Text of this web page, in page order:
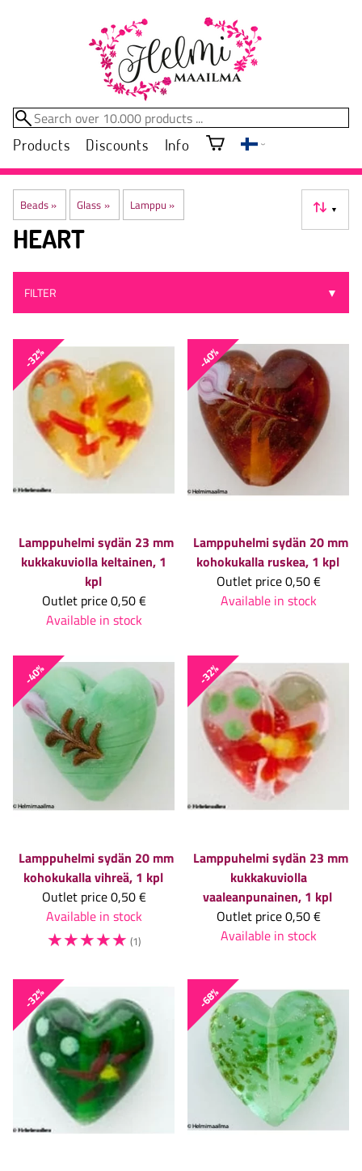
Products Discounts Info
Beads‪» Glass ‪» Lamppu ‪» ▼
HEART
FILTER ▼
-32%
Lamppuhelmi sydän 23 mm
kukkakuviolla keltainen, 1
kpl
Outlet price0,50 €
Available in stock
-40%
Lamppuhelmi sydän 20 mm
kohokukalla ruskea, 1 kpl
Outlet price0,50 €
Available in stock
-40%
Lamppuhelmi sydän 20 mm
kohokukalla vihreä, 1 kpl
Outlet price0,50 €
Available in stock
☆☆☆☆☆ (1)
-32%
Lamppuhelmi sydän 23 mm
kukkakuviolla
vaaleanpunainen, 1 kpl
Outlet price0,50 €
Available in stock
-32% -68%